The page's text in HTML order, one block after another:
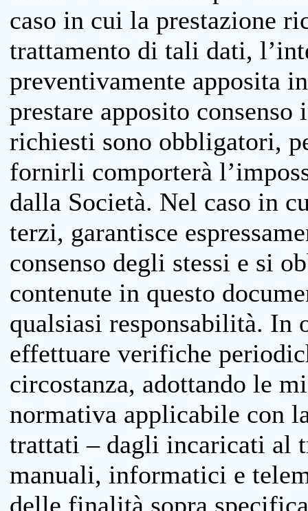
caso in cui la prestazione
trattamento di tali dati,
preventivamente apposita
prestare apposito
richiesti sono obbligatori,
fornirli comporterà
dalla Società. Nel caso in
terzi, garantisce
consenso degli stessi e si
contenute in questo
qualsiasi responsabilità. In
effettuare verifiche
circostanza, adottando le
normativa applicabile con
trattati – dagli incaricati al
manuali, informatici e
delle finalità sopra